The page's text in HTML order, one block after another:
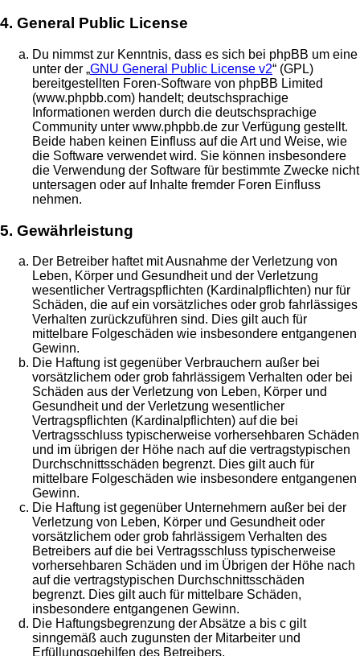
4. General Public License
Du nimmst zur Kenntnis, dass es sich bei phpBB um eine
unter der „GNU General Public License v2“ (GPL)
bereitgestellten Foren-Software von phpBB Limited
(www.phpbb.com) handelt; deutschsprachige
Informationen werden durch die deutschsprachige
Community unter www.phpbb.de zur Verfügung gestellt.
Beide haben keinen Einfluss auf die Art und Weise, wie
die Software verwendet wird. Sie können insbesondere
die Verwendung der Software für bestimmte Zwecke nicht
untersagen oder auf Inhalte fremder Foren Einfluss
nehmen.
5. Gewährleistung
Der Betreiber haftet mit Ausnahme der Verletzung von
Leben, Körper und Gesundheit und der Verletzung
wesentlicher Vertragspflichten (Kardinalpflichten) nur für
Schäden, die auf ein vorsätzliches oder grob fahrlässiges
Verhalten zurückzuführen sind. Dies gilt auch für
mittelbare Folgeschäden wie insbesondere entgangenen
Gewinn.
Die Haftung ist gegenüber Verbrauchern außer bei
vorsätzlichem oder grob fahrlässigem Verhalten oder bei
Schäden aus der Verletzung von Leben, Körper und
Gesundheit und der Verletzung wesentlicher
Vertragspflichten (Kardinalpflichten) auf die bei
Vertragsschluss typischerweise vorhersehbaren Schäden
und im übrigen der Höhe nach auf die vertragstypischen
Durchschnittsschäden begrenzt. Dies gilt auch für
mittelbare Folgeschäden wie insbesondere entgangenen
Gewinn.
Die Haftung ist gegenüber Unternehmern außer bei der
Verletzung von Leben, Körper und Gesundheit oder
vorsätzlichem oder grob fahrlässigem Verhalten des
Betreibers auf die bei Vertragsschluss typischerweise
vorhersehbaren Schäden und im Übrigen der Höhe nach
auf die vertragstypischen Durchschnittsschäden
begrenzt. Dies gilt auch für mittelbare Schäden,
insbesondere entgangenen Gewinn.
Die Haftungsbegrenzung der Absätze a bis c gilt
sinngemäß auch zugunsten der Mitarbeiter und
Erfüllungsgehilfen des Betreibers.